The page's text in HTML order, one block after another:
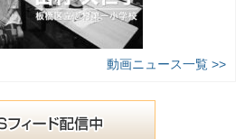
動画ニュース一覧 >>